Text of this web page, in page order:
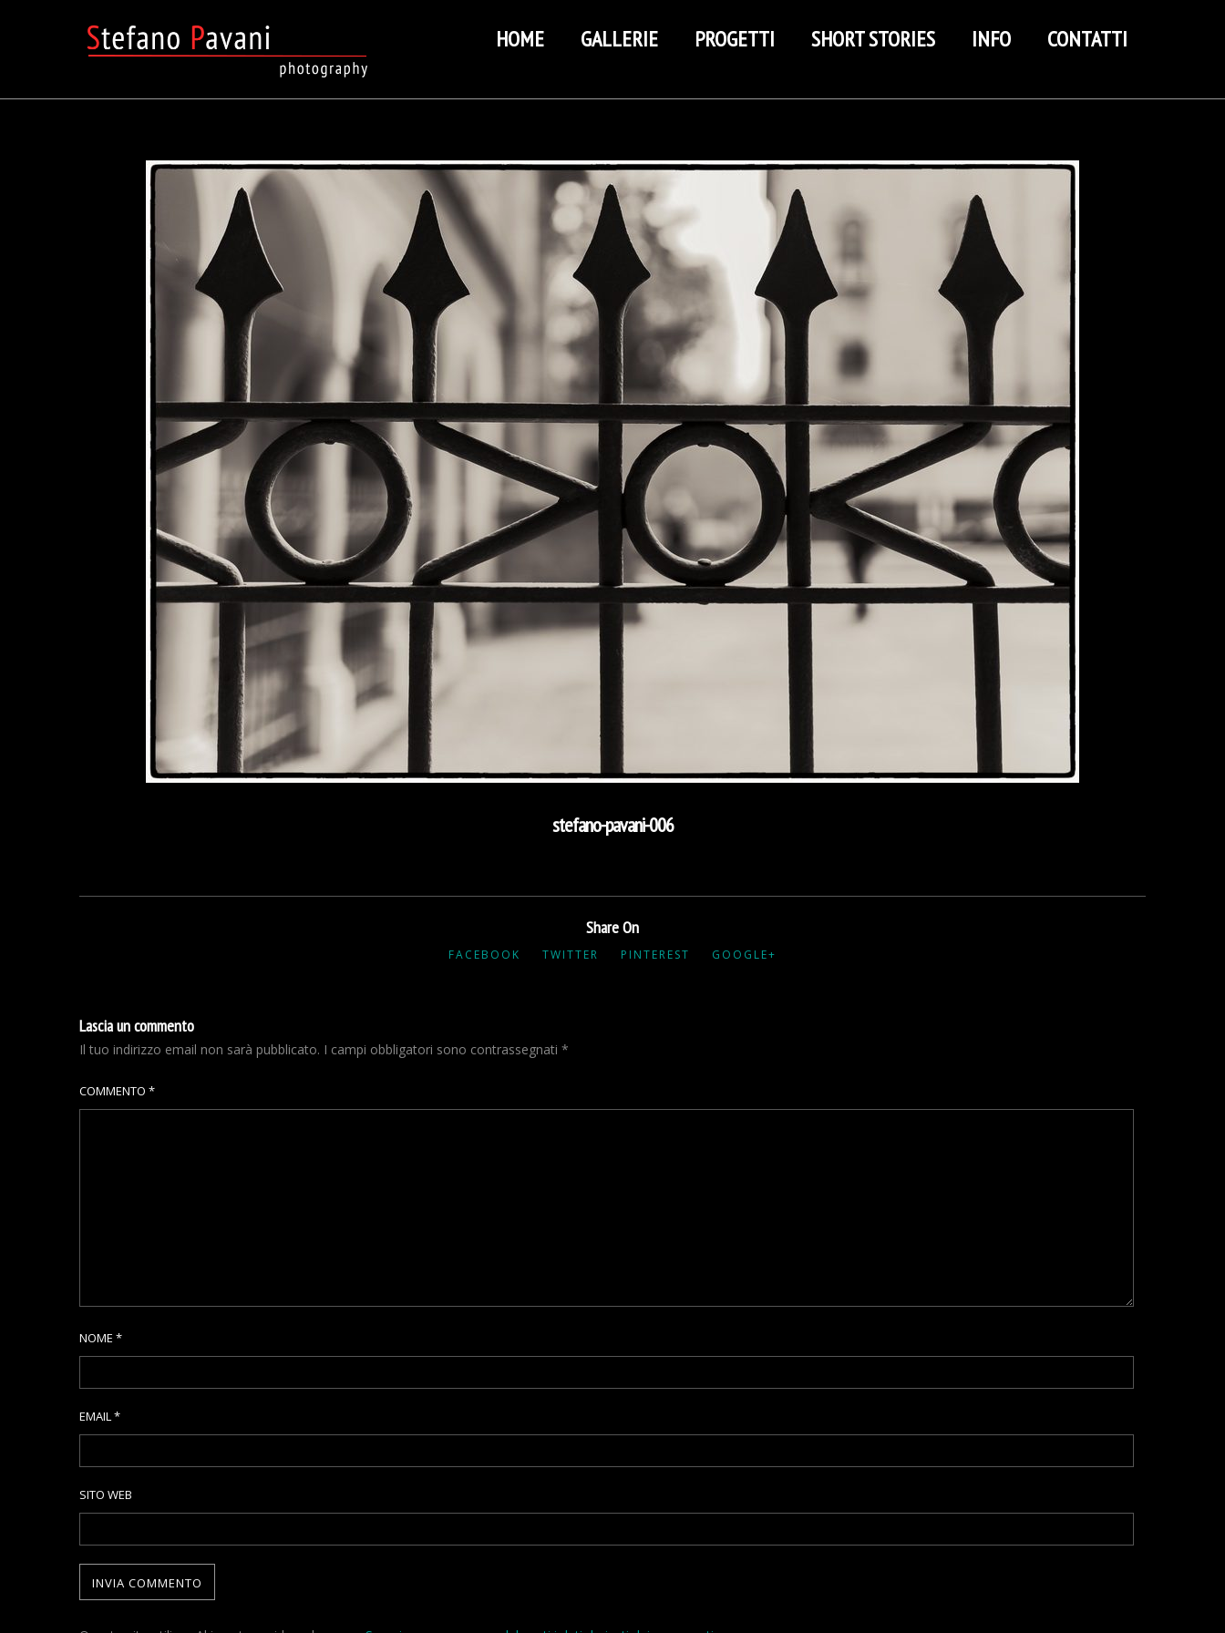
HOME GALLERIE PROGETTI SHORT STORIES INFO CONTATTI
stefano-pavani-006
Share On
FACEBOOK TWITTER PINTEREST GOOGLE+
Lascia un commento
Il tuo indirizzo email non sarà pubblicato. I campi obbligatori sono contrassegnati *
COMMENTO *
NOME *
EMAIL*
SITO WEB